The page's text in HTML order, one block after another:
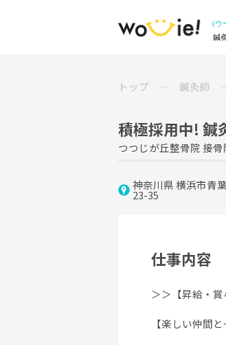
トップ 鍼灸師
積極採用中! 鍼
つつじが丘整骨院 接
神奈川県 横浜市青
23-35
仕事内容
＞＞【昇給・
【楽しい仲間